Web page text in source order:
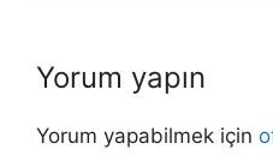
Yorum yapın
Yorum yapabilmek için